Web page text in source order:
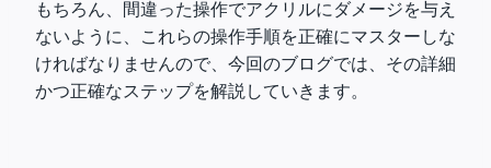
もちろん、間違った操作でアクリルにダメージを与え
ないように、これらの操作手順を正確にマスターしな
ければなりませんので、今回のブログでは、その詳細
かつ正確なステップを解説していきます。